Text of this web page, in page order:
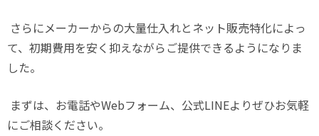
さらにメーカーからの大量仕入れとネット販売特化によっ
て、初期費用を安く抑えながらご提供できるようになりま
した。
まずは、お電話やWebフォーム、公式LINEよりぜひお気軽
にご相談ください。